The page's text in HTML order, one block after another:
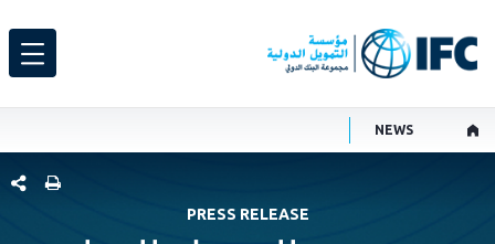
NEWS
شارك
PRESS RELEASE